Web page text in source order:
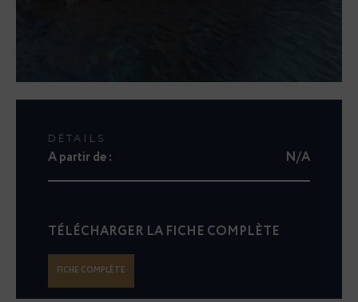
DÉTAILS
A partir de : N/A
TÉLÉCHARGER LA FICHE COMPLÈTE
FICHE COMPLÈTE